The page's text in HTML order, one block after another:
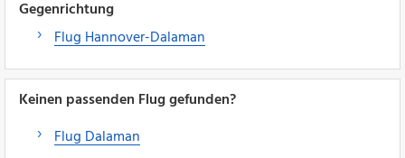
Gegenrichtung
Flug Hannover-Dalaman
Keinen passenden Flug gefunden?
Flug Dalaman